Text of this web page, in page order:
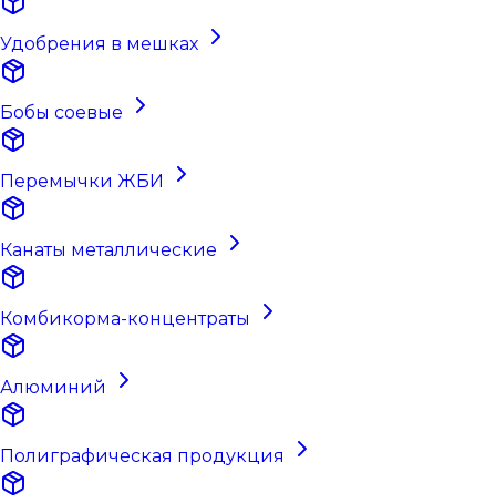
Удобрения в мешках
Бобы соевые
Перемычки ЖБИ
Канаты металлические
Комбикорма-концентраты
Алюминий
Полиграфическая продукция